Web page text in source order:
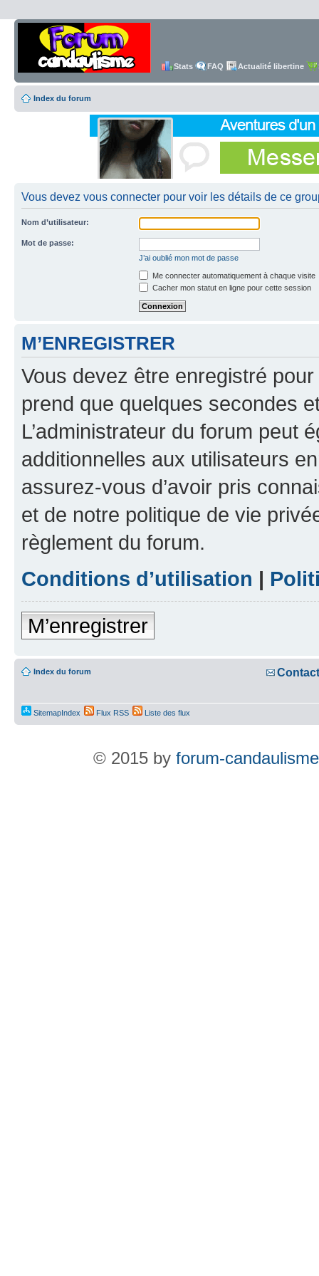
Stats FAQ Actualité libertine
Index du forum
Vous devez vous connecter pour voir les détails de ce
Nom d’utilisateur:
Mot de passe:
J’ai oublié mon mot de passe
Me connecter automatiquement à chaque visite
Cacher mon statut en ligne pour cette session
M’ENREGISTRER
Vous devez être enregistré
prend que quelques secondes
L’administrateur du forum peut
additionnelles aux utilisateurs
assurez-vous d’avoir pris
et de notre politique de vie
règlement du forum.
Conditions d’utilisation |
M’enregistrer
Index du forum Contact
SitemapIndex Flux RSS Liste des flux
© 2015 by forum-